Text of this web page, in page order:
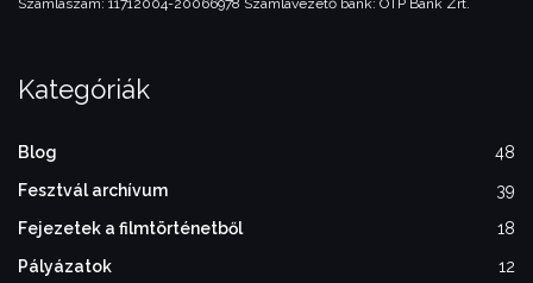
Számlaszám: 11712004-20066978 Számlavezető bank: OTP Bank Zrt.
Kategóriák
Blog
48
Fesztvál archívum
39
Fejezetek a filmtörténetből
18
Pályázatok
12